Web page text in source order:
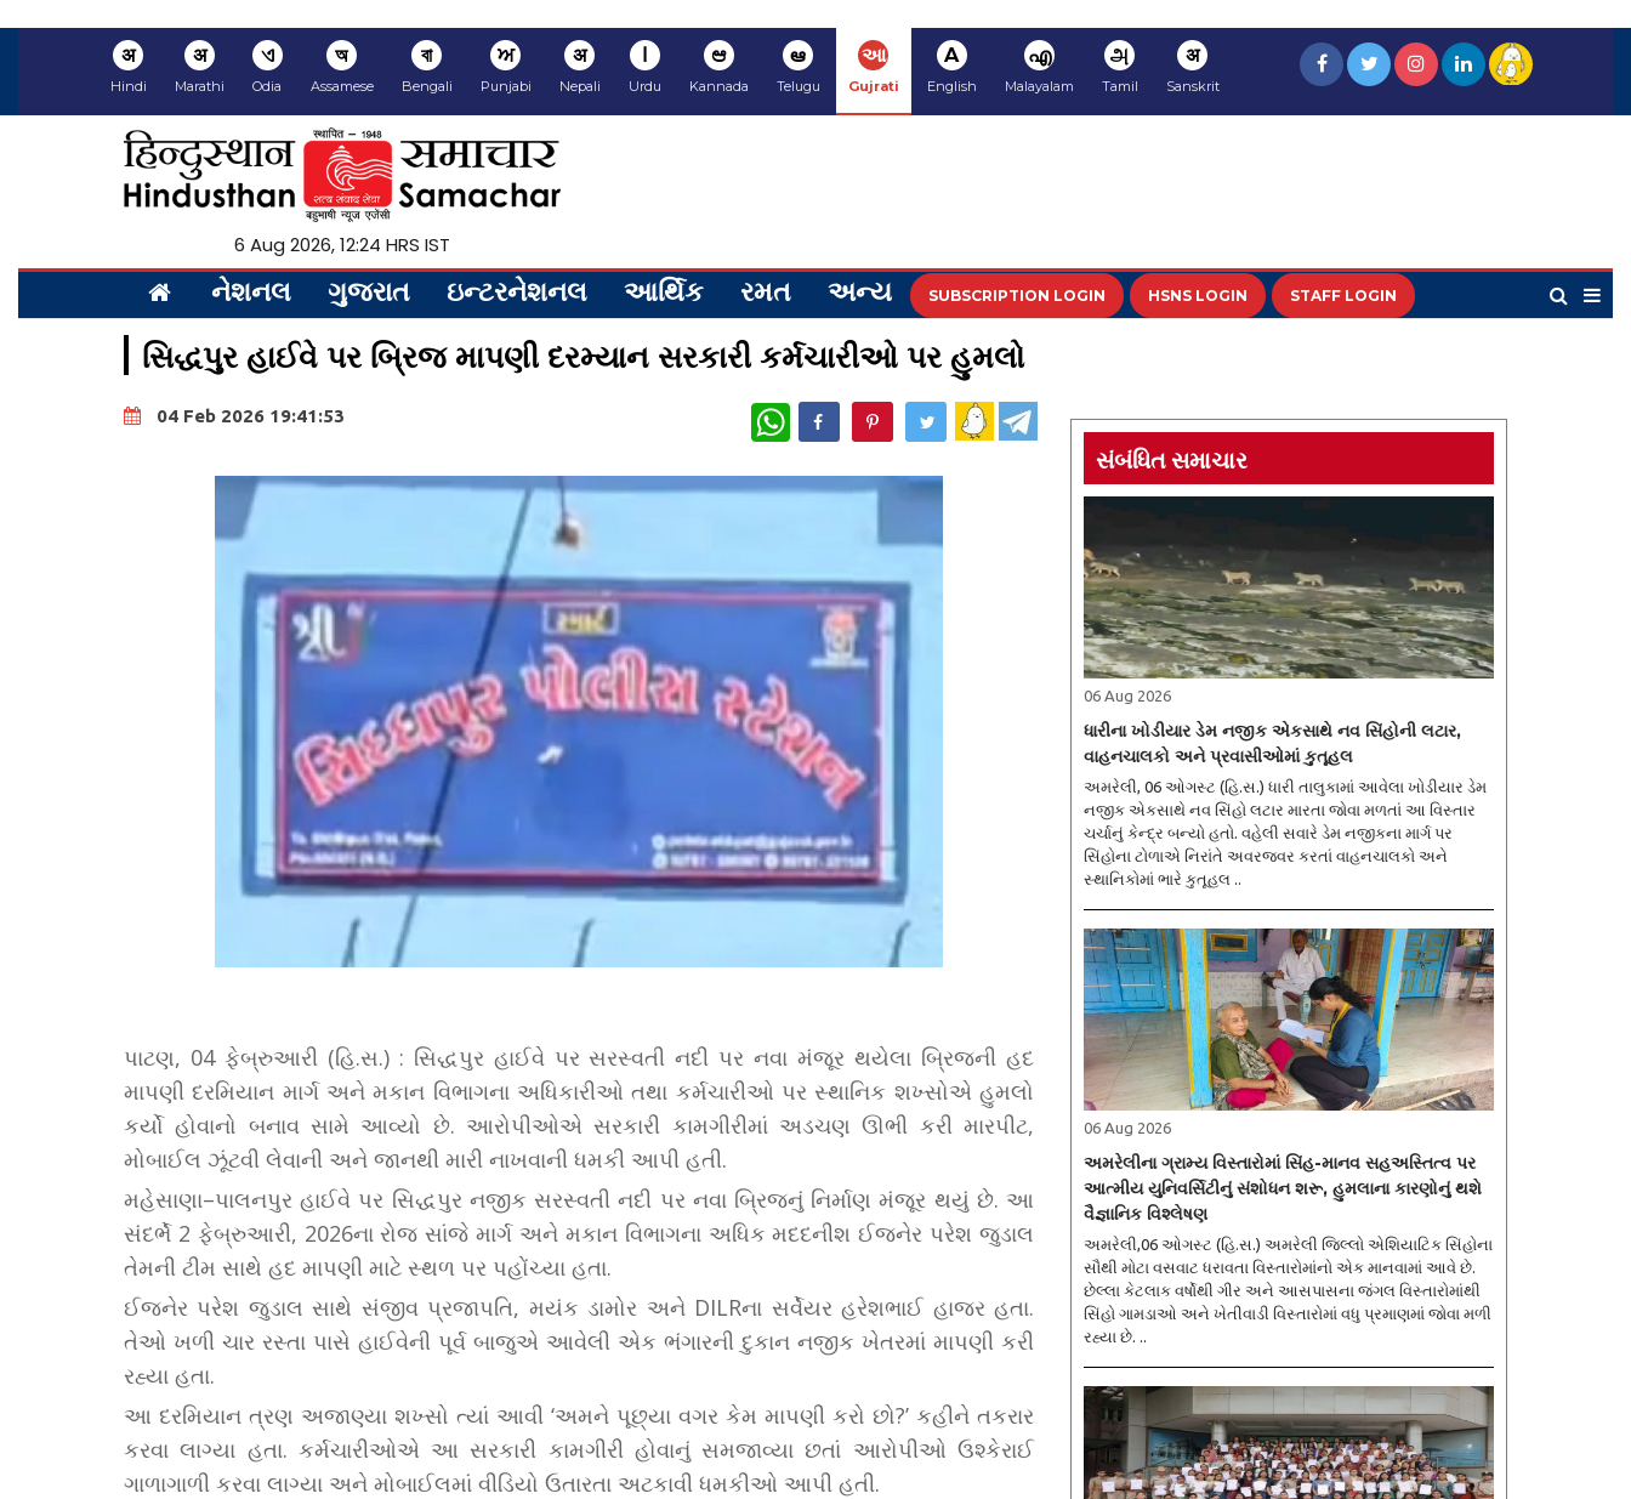
अ
Hindi
अ
Marathi
ଏ
Odia
অ
Assamese
বা
Bengali
ਅ
Punjabi
अ
Nepali
ا
Urdu
ಆ
Kannada
ఆ
Telugu
આ
Gujrati
A
English
എ
Malayalam
அ
Tamil
अ
Sanskrit
6 Aug 2026, 12:24 HRS IST
નેશનલ ગુજરાત ઇન્ટરનેશનલ આર્થિક રમત અન્ય SUBSCRIPTION LOGIN HSNS LOGIN STAFF LOGIN
સિદ્ધપુર હાઈવે પર બ્રિજ માપણી દરમ્યાન સરકારી કર્મચારીઓ પર હુમલો
04 Feb 2026 19:41:53 WhatsApp
પાટણ, 04 ફેબ્રુઆરી (હિ.સ.) : સિદ્ધપુર હાઈવે પર સરસ્વતી નદી પર નવા મંજૂર થયેલા બ્રિજની હદ
માપણી દરમિયાન માર્ગ અને મકાન વિભાગના અધિકારીઓ તથા કર્મચારીઓ પર સ્થાનિક શખ્સોએ હુમલો
કર્યો હોવાનો બનાવ સામે આવ્યો છે. આરોપીઓએ સરકારી કામગીરીમાં અડચણ ઊભી કરી મારપીટ,
મોબાઈલ ઝૂંટવી લેવાની અને જાનથી મારી નાખવાની ધમકી આપી હતી.
મહેસાણા–પાલનપુર હાઈવે પર સિદ્ધપુર નજીક સરસ્વતી નદી પર નવા બ્રિજનું નિર્માણ મંજૂર થયું છે. આ
સંદર્ભે 2 ફેબ્રુઆરી, 2026ના રોજ સાંજે માર્ગ અને મકાન વિભાગના અધિક મદદનીશ ઈજનેર પરેશ જુડાલ
તેમની ટીમ સાથે હદ માપણી માટે સ્થળ પર પહોંચ્યા હતા.
ઈજનેર પરેશ જુડાલ સાથે સંજીવ પ્રજાપતિ, મયંક ડામોર અને DILRના સર્વેયર હરેશભાઈ હાજર હતા.
તેઓ ખળી ચાર રસ્તા પાસે હાઈવેની પૂર્વ બાજુએ આવેલી એક ભંગારની દુકાન નજીક ખેતરમાં માપણી કરી
રહ્યા હતા.
આ દરમિયાન ત્રણ અજાણ્યા શખ્સો ત્યાં આવી ‘અમને પૂછ્યા વગર કેમ માપણી કરો છો?’ કહીને તકરાર
કરવા લાગ્યા હતા. કર્મચારીઓએ આ સરકારી કામગીરી હોવાનું સમજાવ્યા છતાં આરોપીઓ ઉશ્કેરાઈ
ગાળાગાળી કરવા લાગ્યા અને મોબાઈલમાં વીડિયો ઉતારતા અટકાવી ધમકીઓ આપી હતી.
સંબંધિત સમાચાર
06 Aug 2026
ધારીના ખોડીયાર ડેમ નજીક એકસાથે નવ સિંહોની લટાર,
વાહનચાલકો અને પ્રવાસીઓમાં કુતૂહલ
અમરેલી, 06 ઓગસ્ટ (હિ.સ.) ધારી તાલુકામાં આવેલા ખોડીયાર ડેમ
નજીક એકસાથે નવ સિંહો લટાર મારતા જોવા મળતાં આ વિસ્તાર
ચર્ચાનું કેન્દ્ર બન્યો હતો. વહેલી સવારે ડેમ નજીકના માર્ગ પર
સિંહોના ટોળાએ નિરાંતે અવરજવર કરતાં વાહનચાલકો અને
સ્થાનિકોમાં ભારે કુતૂહલ ..
06 Aug 2026
અમરેલીના ગ્રામ્ય વિસ્તારોમાં સિંહ-માનવ સહઅસ્તિત્વ પર
આત્મીય યુનિવર્સિટીનું સંશોધન શરૂ, હુમલાના કારણોનું થશે
વૈજ્ઞાનિક વિશ્લેષણ
અમરેલી,06 ઓગસ્ટ (હિ.સ.) અમરેલી જિલ્લો એશિયાટિક સિંહોના
સૌથી મોટા વસવાટ ધરાવતા વિસ્તારોમાંનો એક માનવામાં આવે છે.
છેલ્લા કેટલાક વર્ષોથી ગીર અને આસપાસના જંગલ વિસ્તારોમાંથી
સિંહો ગામડાઓ અને ખેતીવાડી વિસ્તારોમાં વધુ પ્રમાણમાં જોવા મળી
રહ્યા છે. ..